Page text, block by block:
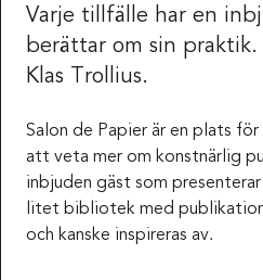
Varje tillfälle har en
berättar om sin praktik.
Klas Trollius.
Salon de Papier är en plats
att veta mer om konstnärlig
inbjuden gäst som
litet bibliotek med
och kanske inspireras av.